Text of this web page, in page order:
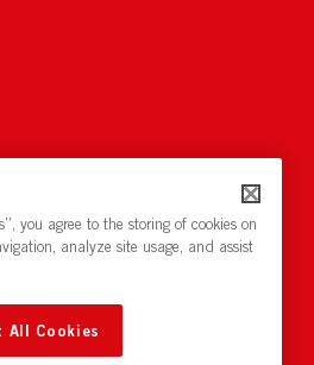
cirkelnstockholm.se
you agree to the storing of cookies on
analyze site usage, and assist
All Cookies